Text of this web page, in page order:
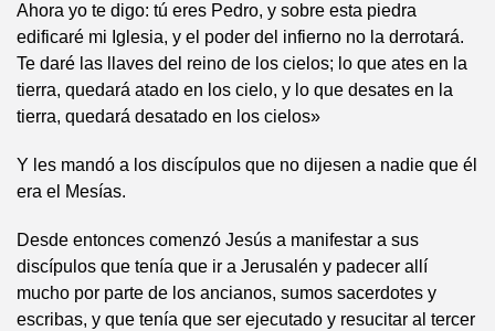
Ahora yo te digo: tú eres Pedro, y sobre esta piedra
edificaré mi Iglesia, y el poder del infierno no la derrotará.
Te daré las llaves del reino de los cielos; lo que ates en la
tierra, quedará atado en los cielo, y lo que desates en la
tierra, quedará desatado en los cielos»
Y les mandó a los discípulos que no dijesen a nadie que él
era el Mesías.
Desde entonces comenzó Jesús a manifestar a sus
discípulos que tenía que ir a Jerusalén y padecer allí
mucho por parte de los ancianos, sumos sacerdotes y
escribas, y que tenía que ser ejecutado y resucitar al tercer